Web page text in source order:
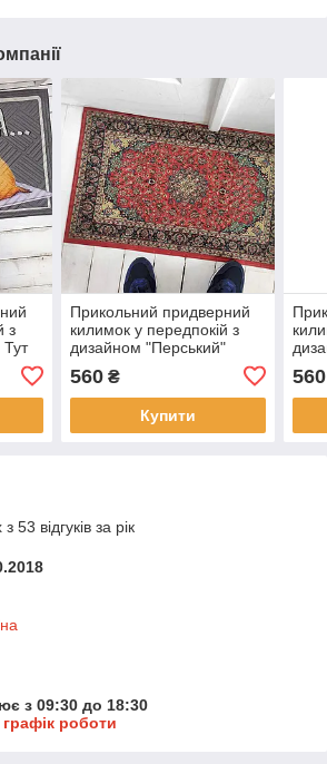
з
Прикольний придверний
килимок у передпокій з
дизайном "Перський"
560₴
Купити
560
53 відгуків за рік
з 09:30 до 18:30
роботи